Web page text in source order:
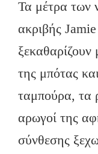
Τα μέτρα των
ακριβής
ξεκαθαρίζουν
της μπότας
ταμπούρα, τα
αρωγοί της
σύνθεσης